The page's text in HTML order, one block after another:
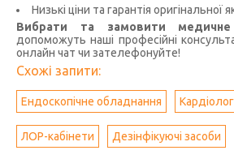
Низькі ціни та гарантія оригінальної
Вибрати та замовити медичне
допоможуть наші професійні
онлайн чат чи зателефонуйте!
Схожі запити:
Ендоскопічне обладнання
ЛОР-кабінети Дезінфікуючі засоби